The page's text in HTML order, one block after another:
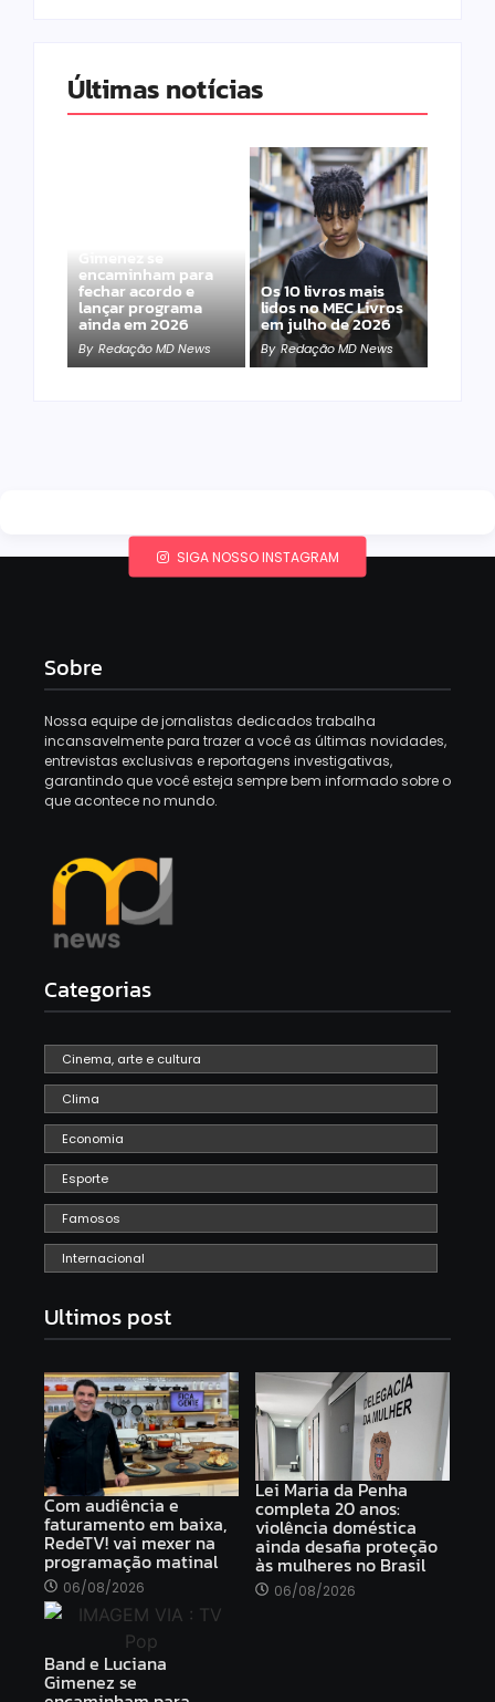
Últimas notícias
Gimenez se
encaminham para
fechar acordo e
lançar programa
ainda em 2026
By Redação MD News
Os 10 livros mais
lidos no MEC Livros
em julho de 2026
By Redação MD News
SIGA NOSSO INSTAGRAM
Sobre
Nossa equipe de jornalistas dedicados trabalha
incansavelmente para trazer a você as últimas novidades,
entrevistas exclusivas e reportagens investigativas,
garantindo que você esteja sempre bem informado sobre o
que acontece no mundo.
Categorias
Cinema, arte e cultura
Clima
Economia
Esporte
Famosos
Internacional
Ultimos post
Com audiência e
faturamento em baixa,
RedeTV! vai mexer na
programação matinal
06/08/2026
Lei Maria da Penha
completa 20 anos:
violência doméstica
ainda desafia proteção
às mulheres no Brasil
06/08/2026
Band e Luciana
Gimenez se